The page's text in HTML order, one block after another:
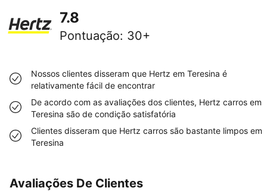
7.8
Pontuação: 30+
Nossos clientes disseram que Hertz em Teresina é
relativamente fácil de encontrar
De acordo com as avaliações dos clientes, Hertz carros em
Teresina são de condição satisfatória
Clientes disseram que Hertz carros são bastante limpos em
Teresina
Avaliações De Clientes